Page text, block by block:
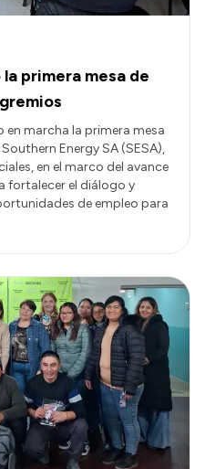
primera mesa de
en marcha la primera mesa
Energy SA (SESA),
en el marco del avance
fortalecer el diálogo y
de empleo para